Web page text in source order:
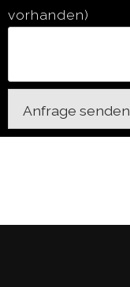
vorhanden)
Anfrage senden